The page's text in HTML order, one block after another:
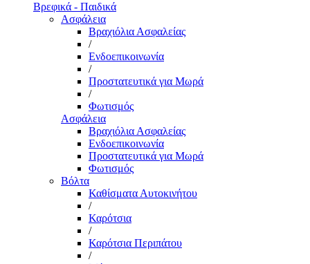
Βρεφικά - Παιδικά
Ασφάλεια
Βραχιόλια Ασφαλείας
/
Ενδοεπικοινωνία
/
Προστατευτικά για Μωρά
/
Φωτισμός
Ασφάλεια
Βραχιόλια Ασφαλείας
Ενδοεπικοινωνία
Προστατευτικά για Μωρά
Φωτισμός
Βόλτα
Καθίσματα Αυτοκινήτου
/
Καρότσια
/
Καρότσια Περιπάτου
/